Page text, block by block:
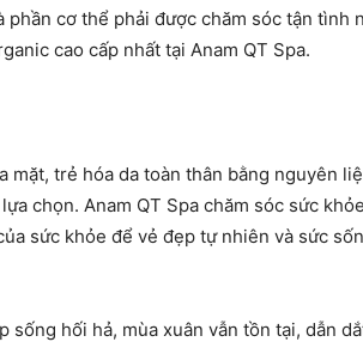
phần cơ thể phải được chăm sóc tận tình
cao cấp nhất tại Anam QT Spa.
mặt, trẻ hóa da toàn thân bằng nguyên
chọn. Anam QT Spa chăm sóc sức
sức khỏe để vẻ đẹp tự nhiên và sức
sống hối hả, mùa xuân vẫn tồn tại, dẫn